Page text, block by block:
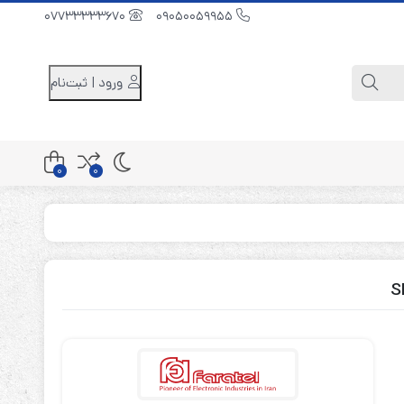
ورود | ثبت‌نام
کابینت باتری 48 ولت
کابینت باتری 96 ولت
0
0